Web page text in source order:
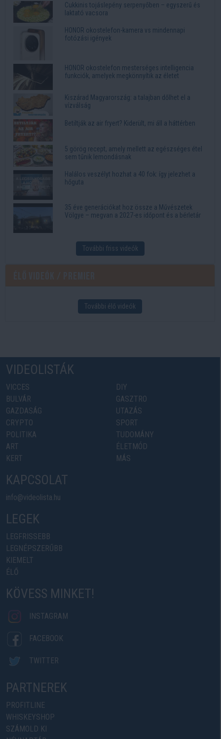
Cukkinis tojáslepény serpenyőben – egyszerű és
laktató vacsora
HONOR okostelefon-kamera vs mindennapi
fotózási igények
HONOR okostelefon mesterséges intelligencia
funkciók, amelyek megkönnyítik az életet
Kiszárad Magyarország: a talajban dőlhet el a
vízválság
Betiltják az air fryert? Kiderült, mi áll a háttérben
5 görög recept, amely mellett az egészséges étel
sem tűnik lemondásnak
Halálos veszélyt hozhat a 40 fok: így jelezhet a
hőguta
35 éve generációkat hoz össze a Művészetek
Völgye – megvan a 2027-es időpont és a bérletár
További friss videók
További élő videók
VIDEOLISTÁK
VICCES
BULVÁR
GAZDASÁG
CRYPTO
POLITIKA
ART
KERT
DIY
GASZTRO
UTAZÁS
SPORT
TUDOMÁNY
ÉLETMÓD
MÁS
KAPCSOLAT
info@videolista.hu
LEGEK
LEGFRISSEBB
LEGNÉPSZERŰBB
KIEMELT
ÉLŐ
KÖVESS MINKET!
INSTAGRAM
FACEBOOK
TWITTER
PARTNEREK
PROFITLINE
WHISKEYSHOP
SZÁMOLD KI